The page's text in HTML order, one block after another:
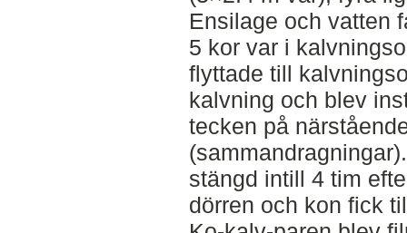
Ensilage och vatten
5 kor var i
flyttade till
kalvning och blev
tecken på
stängd intill 4 tim
dörren och kon fick